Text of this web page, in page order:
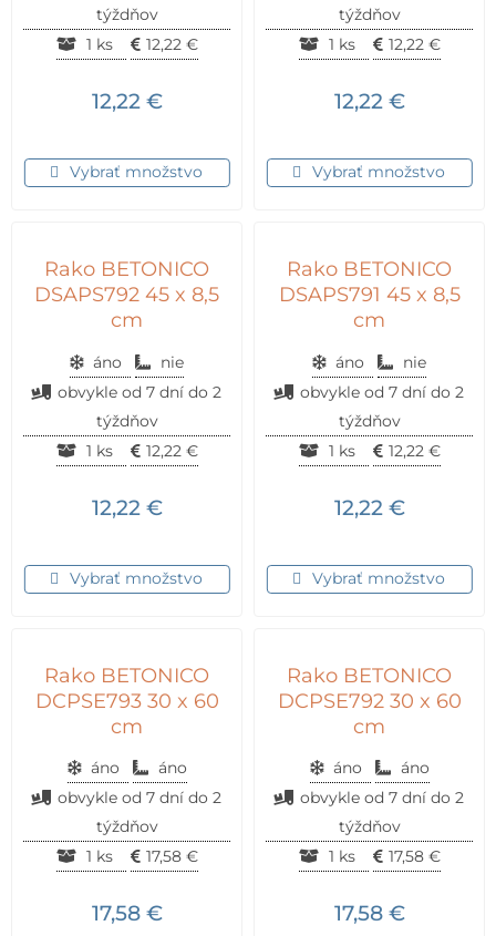
týždňov
1 ks
12,22 €
12,22 €
Vybrať množstvo
týždňov
1 ks
12,22 €
12,22 €
Vybrať množstvo
Rako BETONICO
DSAPS792 45 x 8,5
cm
áno
nie
obvykle od 7 dní do 2
týždňov
1 ks
12,22 €
12,22 €
Vybrať množstvo
Rako BETONICO
DSAPS791 45 x 8,5
cm
áno
nie
obvykle od 7 dní do 2
týždňov
1 ks
12,22 €
12,22 €
Vybrať množstvo
Rako BETONICO
DCPSE793 30 x 60
cm
áno
áno
obvykle od 7 dní do 2
týždňov
1 ks
17,58 €
17,58 €
Rako BETONICO
DCPSE792 30 x 60
cm
áno
áno
obvykle od 7 dní do 2
týždňov
1 ks
17,58 €
17,58 €